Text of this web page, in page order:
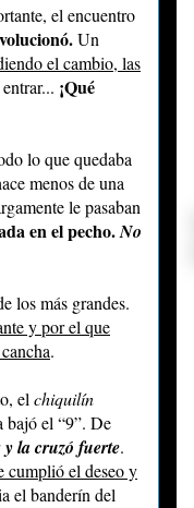
el encuentro
Un
el cambio, las
¡Qué
lo que quedaba
menos de una
le pasaban
en el pecho.No
los más grandes.
y por el que
.
el chiquilín
bajó el “9”. De
la cruzó fuerte.
cumplió el deseo y
el banderín del